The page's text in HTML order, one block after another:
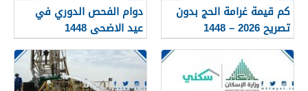
كم قيمة غرامة الحج بدون
تصريح 2026 – 1448
دوام الفحص الدوري في
عيد الاضحى 1448